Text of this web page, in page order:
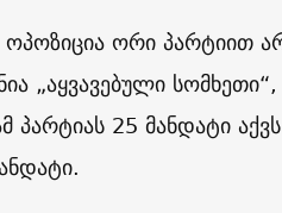
ორი პარტიით
„აყვავებული
პარტიას 25 მანდატი